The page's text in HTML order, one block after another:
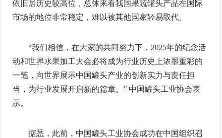
依旧居历史较高位，总体来看我国果蔬罐头产品在国际
市场的地位非常稳定，难以被其他国家轻易取代。
“我们相信，在大家的共同努力下，2025年的纪念活
动和世界水果加工大会必将成为行业历史上浓墨重彩的
一笔，向世界展示中国罐头产业的创新实力与责任担
当，为行业发展开启新的篇章。” 中国罐头工业协会表
示。
据悉，此前，中国罐头工业协会成功在中国组织召